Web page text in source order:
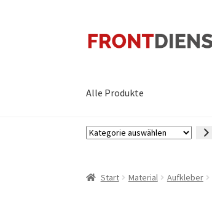
Zur
Navigation
Zum
Inhalt
Alle Produkte
Kategorie
Start Material Aufkleber